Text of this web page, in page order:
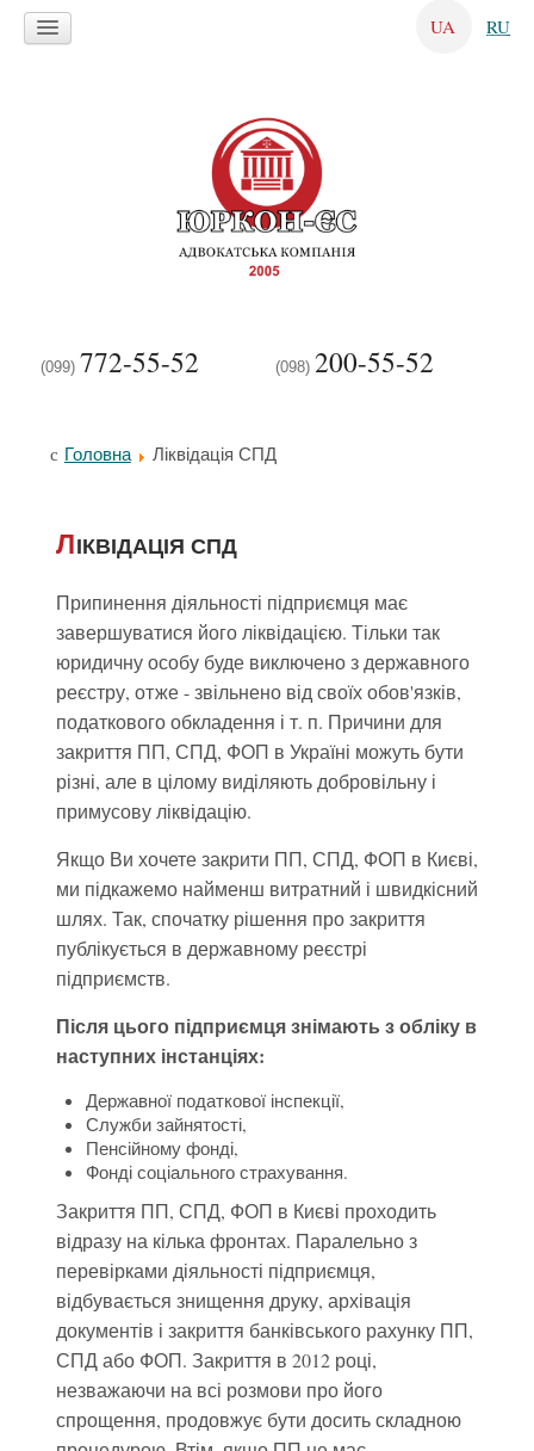
UA RU
(099) 772-55-52 (098) 200-55-52
Головна Ліквідація СПД
ЛІКВІДАЦІЯ СПД
Припинення діяльності підприємця має
завершуватися його ліквідацією. Тільки так
юридичну особу буде виключено з державного
реєстру, отже - звільнено від своїх обов'язків,
податкового обкладення і т. п. Причини для
закриття ПП, СПД, ФОП в Україні можуть бути
різні, але в цілому виділяють добровільну і
примусову ліквідацію.
Якщо Ви хочете закрити ПП, СПД, ФОП в Києві,
ми підкажемо найменш витратний і швидкісний
шлях. Так, спочатку рішення про закриття
публікується в державному реєстрі
підприємств.
Після цього підприємця знімають з обліку в
наступних інстанціях:
Державної податкової інспекції,
Служби зайнятості,
Пенсійному фонді,
Фонді соціального страхування.
Закриття ПП, СПД, ФОП в Києві проходить
відразу на кілька фронтах. Паралельно з
перевірками діяльності підприємця,
відбувається знищення друку, архівація
документів і закриття банківського рахунку ПП,
СПД або ФОП. Закриття в 2012 році,
незважаючи на всі розмови про його
спрощення, продовжує бути досить складною